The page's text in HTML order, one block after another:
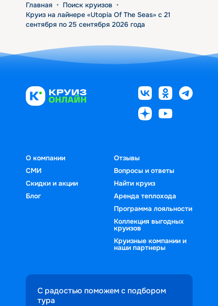
Главная • Поиск круизов •
Круиз на лайнере «Utopia Of The Seas» с 21
сентября по 25 сентября 2026 года
О компании
СМИ
Скидки и акции
Блог
Отзывы
Вопросы и ответы
Найти круиз
Аренда теплохода
Программа лояльности
Коллекция выгодных
круизов
Круизные компании и
наши партнеры
С радостью поможем с подбором
тура